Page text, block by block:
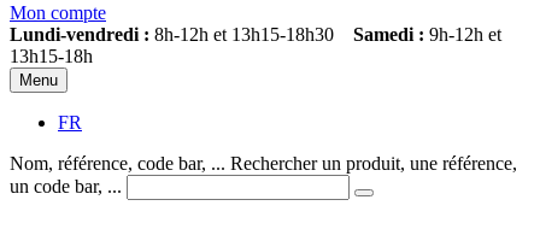
Mon compte
Lundi-vendredi : 8h-12h et 13h15-18h30 Samedi : 9h-12h et
13h15-18h
Menu
FR
Nom, référence, code bar, ... Rechercher un produit, une référence,
un code bar, ...